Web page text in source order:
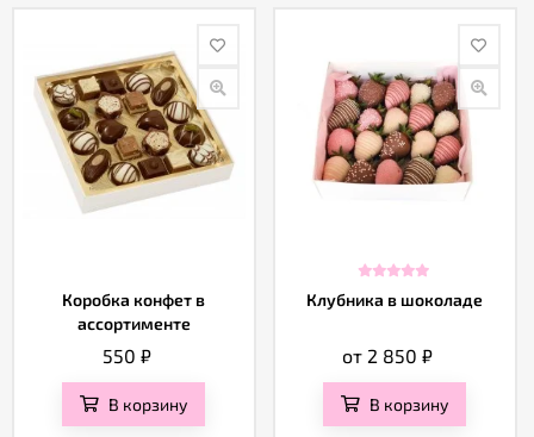
Коробка конфет в
ассортименте
550 ₽
В корзину
Клубника в шоколаде
от 2 850₽
В корзину